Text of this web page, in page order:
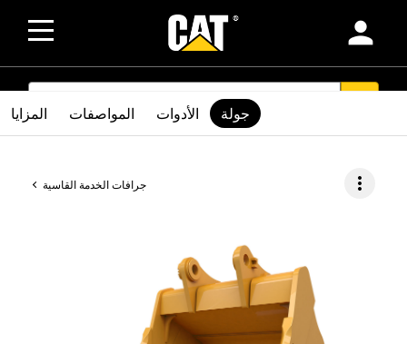
person
SEARCH
جرافات الخدمة القاسية more_vert
المزايا المواصفات الأدوات جولة